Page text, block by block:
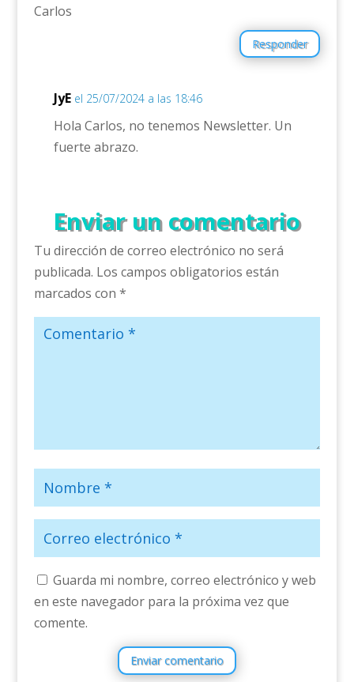
Carlos
Responder
JyE el 25/07/2024 a las 18:46
Hola Carlos, no tenemos Newsletter. Un
fuerte abrazo.
Enviar un comentario
Tu dirección de correo electrónico no será
publicada. Los campos obligatorios están
marcados con *
Guarda mi nombre, correo electrónico y web
en este navegador para la próxima vez que
comente.
Enviar comentario